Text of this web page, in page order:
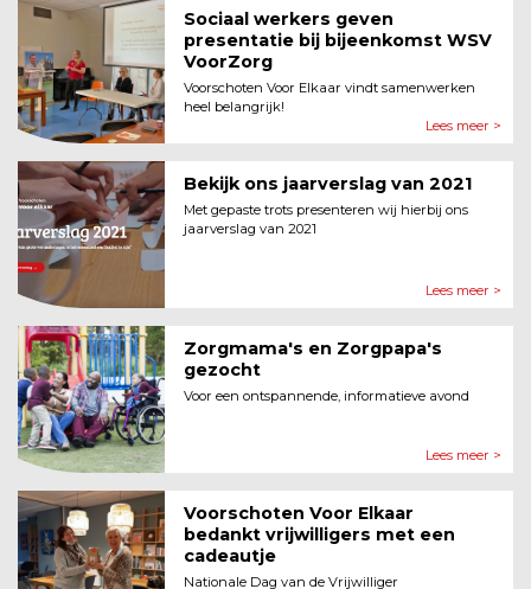
Sociaal werkers geven
presentatie bij bijeenkomst WSV
VoorZorg
Voorschoten Voor Elkaar vindt samenwerken
heel belangrijk!
Lees meer >
Bekijk ons jaarverslag van 2021
Met gepaste trots presenteren wij hierbij ons
jaarverslag van 2021
Lees meer >
Zorgmama's en Zorgpapa's
gezocht
Voor een ontspannende, informatieve avond
Lees meer >
Voorschoten Voor Elkaar
bedankt vrijwilligers met een
cadeautje
Nationale Dag van de Vrijwilliger